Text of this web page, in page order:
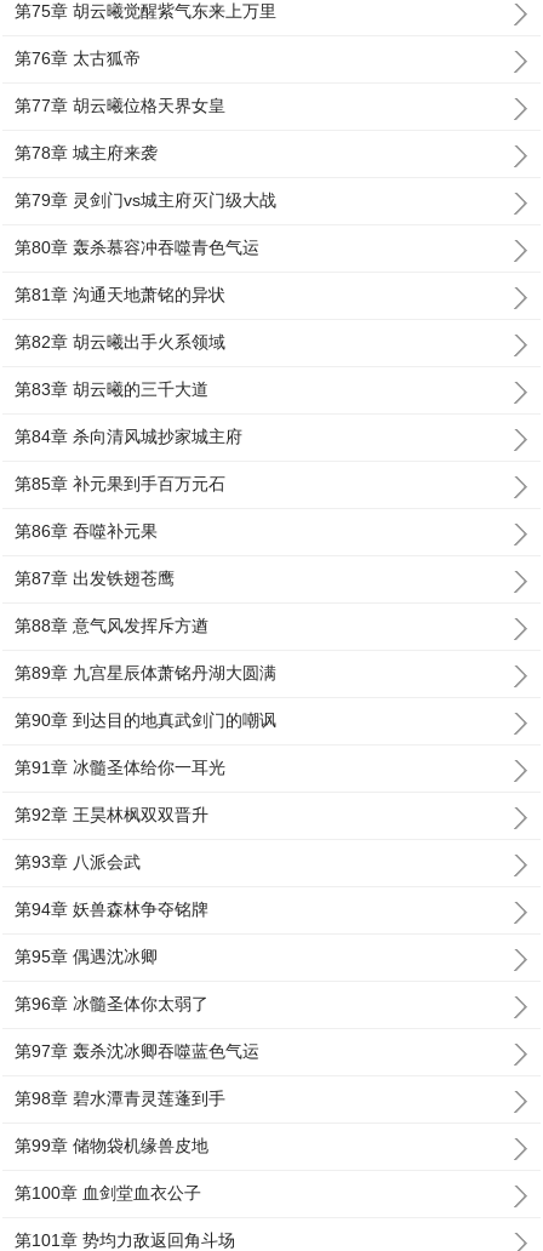
第75章 胡云曦觉醒紫气东来上万里
第76章 太古狐帝
第77章 胡云曦位格天界女皇
第78章 城主府来袭
第79章 灵剑门vs城主府灭门级大战
第80章 轰杀慕容冲吞噬青色气运
第81章 沟通天地萧铭的异状
第82章 胡云曦出手火系领域
第83章 胡云曦的三千大道
第84章 杀向清风城抄家城主府
第85章 补元果到手百万元石
第86章 吞噬补元果
第87章 出发铁翅苍鹰
第88章 意气风发挥斥方遒
第89章 九宫星辰体萧铭丹湖大圆满
第90章 到达目的地真武剑门的嘲讽
第91章 冰髓圣体给你一耳光
第92章 王昊林枫双双晋升
第93章 八派会武
第94章 妖兽森林争夺铭牌
第95章 偶遇沈冰卿
第96章 冰髓圣体你太弱了
第97章 轰杀沈冰卿吞噬蓝色气运
第98章 碧水潭青灵莲蓬到手
第99章 储物袋机缘兽皮地
第100章 血剑堂血衣公子
第101章 势均力敌返回角斗场